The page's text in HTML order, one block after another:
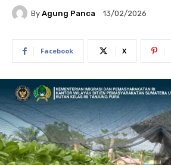
By Agung Panca 13/02/2026
Facebook X